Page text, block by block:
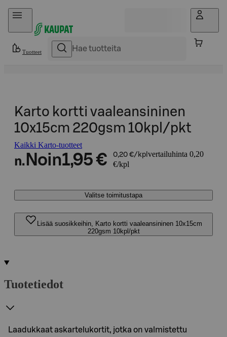
Hyppää sisältöön
Tuotteet
Karto kortti vaaleansininen
10x15cm 220gsm 10kpl/pkt
Kaikki Karto-tuotteet
n. Noin1,95 € 0,20 €/kpl vertailuhinta 0,20
€/kpl
Valitse toimitustapa
Lisää suosikkeihin, Karto kortti vaaleansininen 10x15cm
220gsm 10kpl/pkt
Tuotetiedot
Laadukkaat askartelukortit, jotka on valmistettu